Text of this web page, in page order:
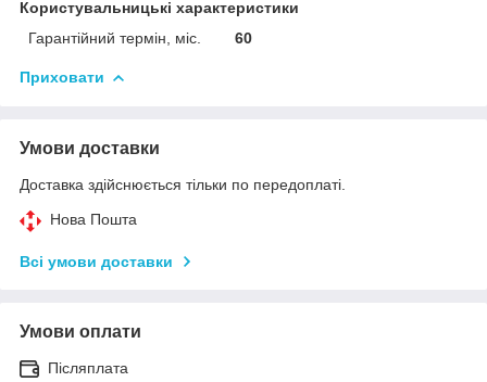
Користувальницькі характеристики
Гарантійний термін, міс.
60
Приховати
Умови доставки
Доставка здійснюється тільки по передоплаті.
Нова Пошта
Всі умови доставки
Умови оплати
Післяплата